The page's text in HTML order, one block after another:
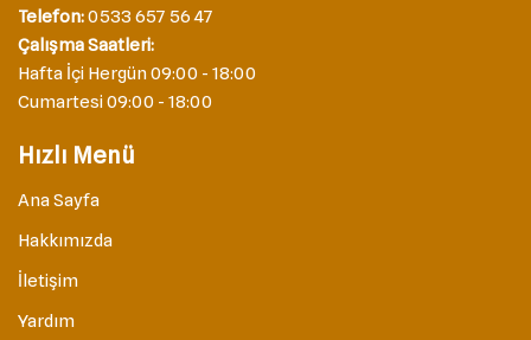
Telefon:0533 657 56 47
Çalışma Saatleri:
Hafta İçi Hergün 09:00 - 18:00
Cumartesi 09:00 - 18:00
Hızlı Menü
Ana Sayfa
Hakkımızda
İletişim
Yardım